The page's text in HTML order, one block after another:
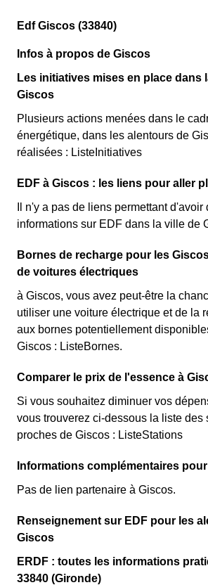
Edf Giscos (33840)
Infos à propos de Giscos
Les initiatives mises en place dans
Giscos
Plusieurs actions menées dans le
énergétique, dans les alentours de
réalisées : ListeInitiatives
EDF à Giscos : les liens pour aller
Il n'y a pas de liens permettant
informations sur EDF dans la ville de
Bornes de recharge pour les
de voitures électriques
à Giscos, vous avez peut-être la
utiliser une voiture électrique et de la
aux bornes potentiellement
Giscos : ListeBornes.
Comparer le prix de l'essence à
Si vous souhaitez diminuer vos
vous trouverez ci-dessous la liste des
proches de Giscos : ListeStations
Informations complémentaires
Pas de lien partenaire à Giscos.
Renseignement sur EDF pour les
Giscos
ERDF : toutes les informations
33840 (Gironde)